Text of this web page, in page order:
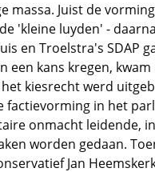
massa. Juist de
'kleine luyden' -
en Troelstra's SDAP
een kans kregen,
kiesrecht werd
factievorming in het
onmacht leidende,
worden gedaan.
Jan